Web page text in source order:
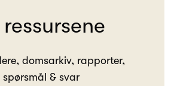
domsarkiv, rapporter,
& svar